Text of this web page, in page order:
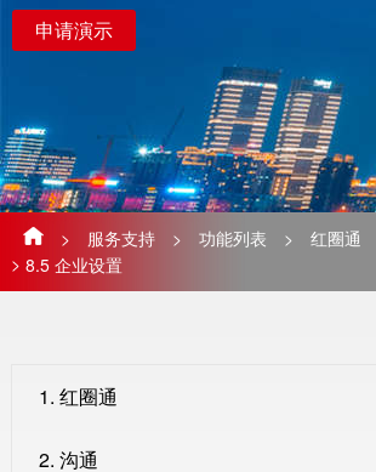
申请演示
> 服务支持 > 功能列表 > 红圈通
> 8.5 企业设置
1. 红圈通
2. 沟通